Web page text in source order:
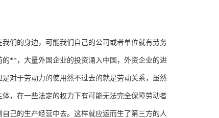
们的身边，可能我们自己的公司或者单位就有劳务
**，大量外国企业的投资涌入中国，外资企业的进
对于劳动力的使用然不过去的就是劳动关系，虽然
，在一些法定的权力下有可能无法完全保障劳动者
己的生产经营中去。这样就应运而生了第三方的人